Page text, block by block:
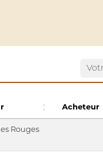
Acheteur
Rouges